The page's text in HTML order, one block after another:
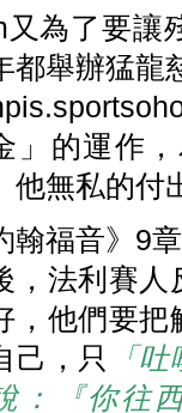
又為了要讓
都舉辦猛龍
」的運作
他無私的付
翰福音》9
，法利賽
，他們要把
己，只
「
：『你往